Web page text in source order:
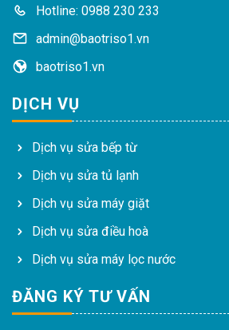
Hotline: 0988 230 233
admin@baotriso1.vn
baotriso1.vn
DỊCH VỤ
Dịch vụ sửa bếp từ
Dịch vụ sửa tủ lạnh
Dịch vụ sửa máy giặt
Dịch vụ sửa điều hoà
Dịch vụ sửa máy lọc nước
ĐĂNG KÝ TƯ VẤN